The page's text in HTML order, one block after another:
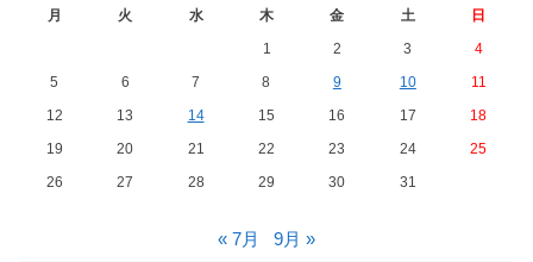
月
火 水 木 金 土
日
1
2 3
4
5
6 7 8 9 10
11
12
13 14 15 16 17
18
19
20 21 22 23 24
25
26
27 28 29 30 31
« 7月 9月 »